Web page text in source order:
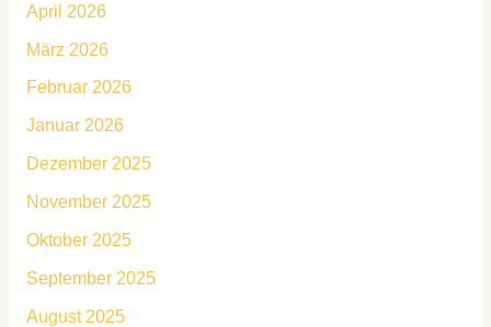
April 2026
März 2026
Februar 2026
Januar 2026
Dezember 2025
November 2025
Oktober 2025
September 2025
August 2025